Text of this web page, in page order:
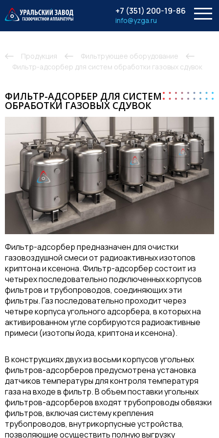
+7 (351) 200-19-86
info@yzga.ru menu
Продукция
Фильтрующее оборудование
Фильтр-адсорбер для систем обработки газовых сдувок
ФИЛЬТР-АДСОРБЕР ДЛЯ СИСТЕМ
ОБРАБОТКИ ГАЗОВЫХ СДУВОК
Фильтр-адсорбер предназначен для очистки
газовоздушной смеси от радиоактивных изотопов
криптона и ксенона. Фильтр-адсорбер состоит из
четырех последовательно подключенных корпусов
фильтров и трубопроводов, соединяющих эти
фильтры. Газ последовательно проходит через
четыре корпуса угольного адсорбера, в которых на
активированном угле сорбируются радиоактивные
примеси (изотопы йода, криптона и ксенона).
В конструкциях двух из восьми корпусов угольных
фильтров-адсорберов предусмотрена установка
датчиков температуры для контроля температуря
газа на входе в фильтр. В объем поставки угольных
фильтров-адсорберов входят трубопроводы обвязки
фильтров, включая систему крепления
трубопроводов, внутрикорпусные устройства,
позволяющие осуществить полную выгрузку